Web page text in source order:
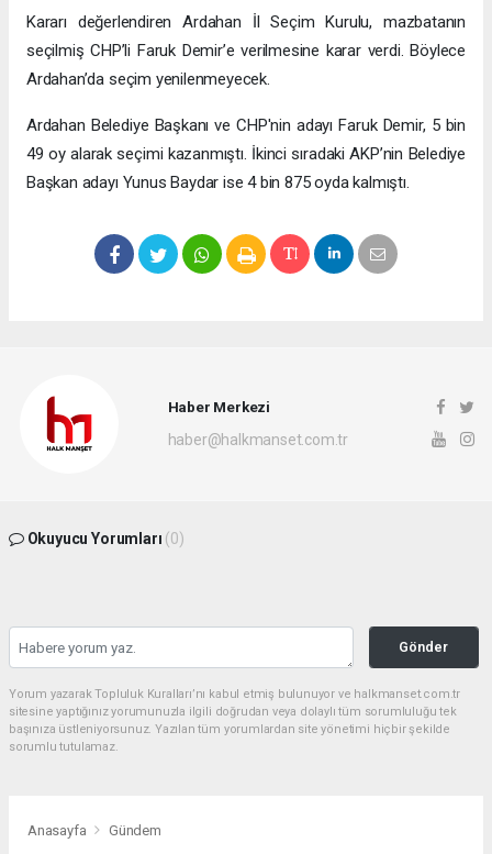
Kararı değerlendiren Ardahan İl Seçim Kurulu, mazbatanın
seçilmiş CHP’li Faruk Demir’e verilmesine karar verdi. Böylece
Ardahan’da seçim yenilenmeyecek.
Ardahan Belediye Başkanı ve CHP'nin adayı Faruk Demir, 5 bin
49 oy alarak seçimi kazanmıştı. İkinci sıradaki AKP’nin Belediye
Başkan adayı Yunus Baydar ise 4 bin 875 oyda kalmıştı.
Haber Merkezi
haber@halkmanset.com.tr
Okuyucu Yorumları (0)
Gönder
Yorum yazarak Topluluk Kuralları’nı kabul etmiş bulunuyor ve halkmanset.com.tr
sitesine yaptığınız yorumunuzla ilgili doğrudan veya dolaylı tüm sorumluluğu tek
başınıza üstleniyorsunuz. Yazılan tüm yorumlardan site yönetimi hiçbir şekilde
sorumlu tutulamaz.
Anasayfa Gündem